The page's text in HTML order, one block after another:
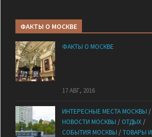
ФАКТЫ О МОСКВЕ
ФАКТЫ О МОСКВЕ
17 АВГ, 2016
ИНТЕРЕСНЫЕ МЕСТА МОСКВЫ /
НОВОСТИ МОСКВЫ / ОТДЫХ /
СОБЫТИЯ МОСКВЫ /ТОВАРЫ И